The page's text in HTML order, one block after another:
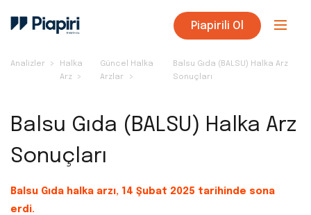
Piapirili Ol
Analizler
Halka
Arz
Güncel Halka
Arzlar
Balsu Gıda (BALSU) Halka Arz
Sonuçları
Balsu Gıda (BALSU) Halka Arz
Sonuçları
Balsu Gıda halka arzı, 14 Şubat 2025 tarihinde sona
erdi.